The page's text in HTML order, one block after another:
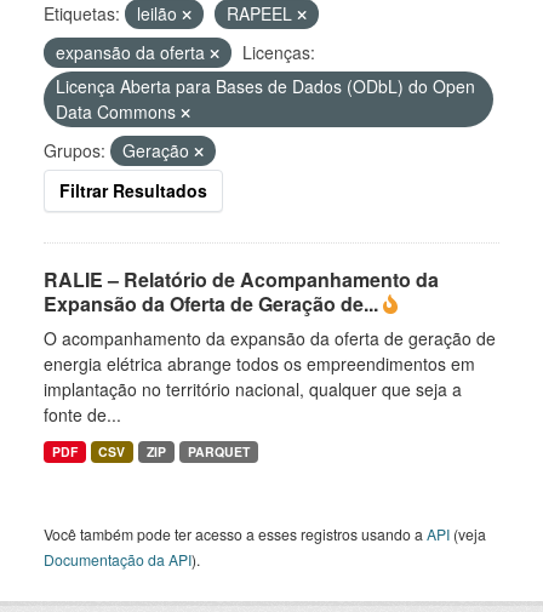
Etiquetas: leilão
RAPEEL
expansão da oferta
Licenças:
Licença Aberta para Bases de Dados (ODbL) do Open
Data Commons
Grupos:
Geração
Filtrar Resultados
RALIE – Relatório de Acompanhamento da
Expansão da Oferta de Geração de...
O acompanhamento da expansão da oferta de geração de
energia elétrica abrange todos os empreendimentos em
implantação no território nacional, qualquer que seja a
fonte de...
PDF CSV ZIP PARQUET
Você também pode ter acesso a esses registros usando a API (veja
Documentação da API).